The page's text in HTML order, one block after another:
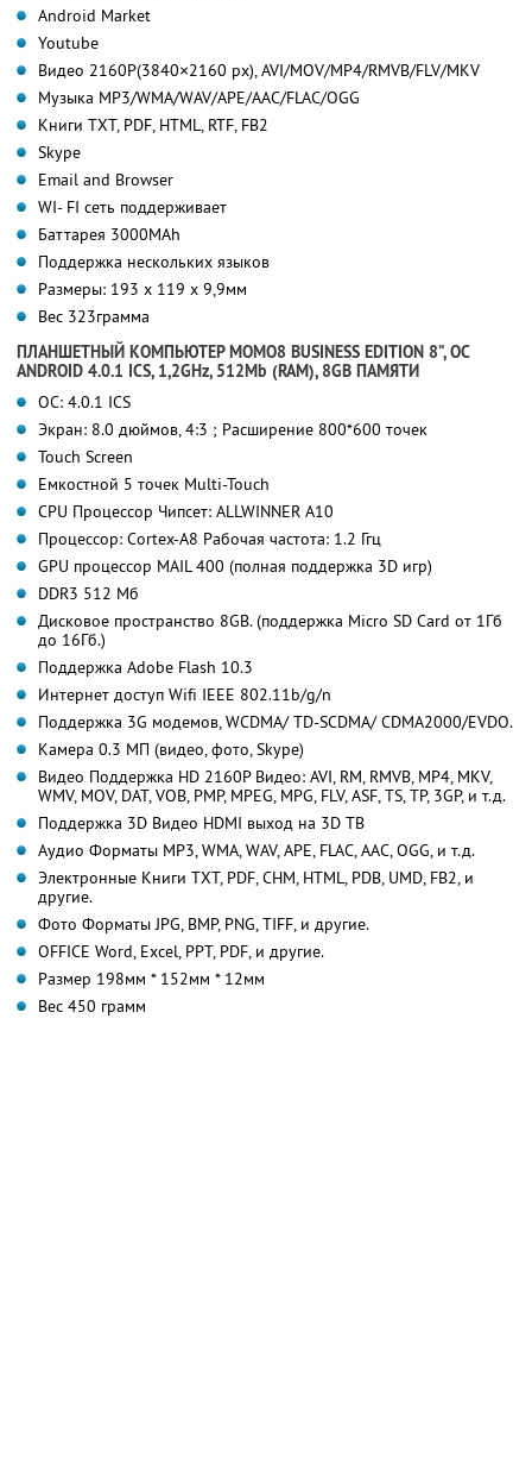
Android Market
Youtube
Видео 2160P(3840×2160 px), AVI/MOV/MP4/RMVB/FLV/MKV
Музыка MP3/WMA/WAV/APE/AAC/FLAC/OGG
Книги TXT, PDF, HTML, RTF, FB2
Skype
Email and Browser
WI- FI сеть поддерживает
Баттарея 3000MAh
Поддержка нескольких языков
Размеры: 193 x 119 x 9,9мм
Вес 323грамма
ПЛАНШЕТНЫЙ КОМПЬЮТЕР MOMO8 BUSINESS EDITION 8”, ОС
ANDROID 4.0.1 ICS, 1,2GHz, 512Mb (RAM), 8GB ПАМЯТИ
ОС: 4.0.1 ICS
Экран: 8.0 дюймов, 4:3 ; Расширение 800*600 точек
Touch Screen
Емкостной 5 точек Multi-Touch
CPU Процессор Чипсет: ALLWINNER A10
Процессор: Cortex-A8 Рабочая частота: 1.2 Ггц
GPU процессор MAIL 400 (полная поддержка 3D игр)
DDR3 512 Мб
Дисковое пространство 8GB. (поддержка Micro SD Card от 1Гб
до 16Гб.)
Поддержка Adobe Flash 10.3
Интернет доступ Wifi IEEE 802.11b/g/n
Поддержка 3G модемов, WCDMA/ TD-SCDMA/ CDMA2000/EVDO.
Камера 0.3 МП (видео, фото, Skype)
Видео Поддержка HD 2160P Видео: AVI, RM, RMVB, MP4, MKV,
WMV, MOV, DAT, VOB, PMP, MPEG, MPG, FLV, ASF, TS, TP, 3GP, и т.д.
Поддержка 3D Видео HDMI выход на 3D ТВ
Аудио Форматы MP3, WMA, WAV, APE, FLAC, AAC, OGG, и т.д.
Электронные Книги TXT, PDF, CHM, HTML, PDB, UMD, FB2, и
другие.
Фото Форматы JPG, BMP, PNG, TIFF, и другие.
OFFICE Word, Excel, PPT, PDF, и другие.
Размер 198мм * 152мм * 12мм
Вес 450 грамм